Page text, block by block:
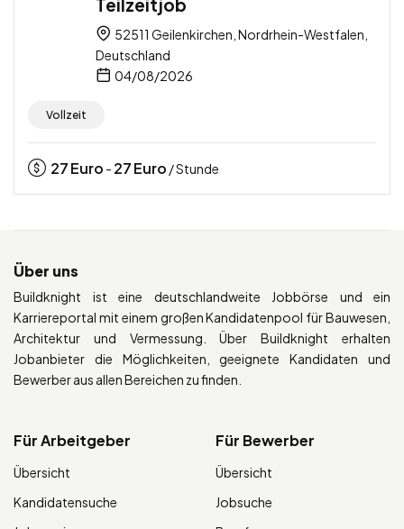
Teilzeitjob
52511 Geilenkirchen, Nordrhein-Westfalen,
Deutschland
04/08/2026
Vollzeit
27Euro - 27Euro / Stunde
Über uns
Buildknight ist eine deutschlandweite Jobbörse und ein
Karriereportal mit einem großen Kandidatenpool für Bauwesen,
Architektur und Vermessung. Über Buildknight erhalten
Jobanbieter die Möglichkeiten, geeignete Kandidaten und
Bewerber aus allen Bereichen zu finden.
Für Arbeitgeber
Übersicht
Kandidatensuche
Für Bewerber
Übersicht
Jobsuche